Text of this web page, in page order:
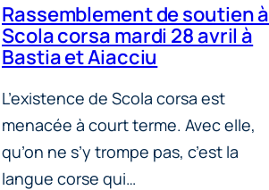
Rassemblement de soutien à
Scola corsa mardi 28 avril à
Bastia et Aiacciu
L’existence de Scola corsa est
menacée à court terme. Avec elle,
qu’on ne s’y trompe pas, c’est la
langue corse qui…